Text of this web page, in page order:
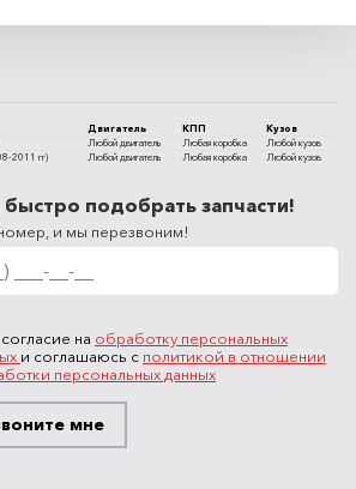
Двигатель КПП
Кузов
Любой двигатель Любая коробка
Любой кузов
2011 гг) Любой двигатель Любая коробка Любой кузов
подобрать запчасти!
и мы перезвоним!
на обработку персональных
и соглашаюсь с политикой в отношении
персональных данных
Перезвоните мне